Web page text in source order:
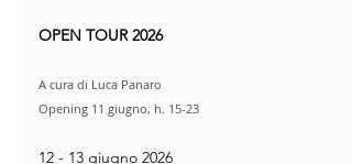
OPEN TOUR 2026
A cura di Luca Panaro
Opening 11 giugno, h. 15-23​
12 - 13 giugno 2026